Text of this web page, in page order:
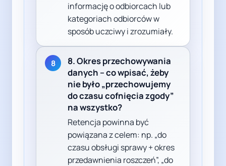
informację o odbiorcach lub
kategoriach odbiorców w
sposób uczciwy i zrozumiały.
8
8. Okres przechowywania
danych – co wpisać, żeby
nie było „przechowujemy
do czasu cofnięcia zgody”
na wszystko?
Retencja powinna być
powiązana z celem: np. „do
czasu obsługi sprawy + okres
przedawnienia roszczeń”, „do